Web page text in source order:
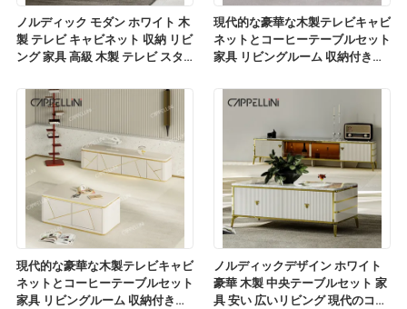
ノルディック モダン ホワイト 木
製 テレビ キャビネット 収納 リビ
ング 家具 高級 木製 テレビ スタ
現代的な豪華な木製テレビキャビ
ネットとコーヒーテーブルセット
家具 リビングルーム 収納付きの
現代的な豪華な木製テレビキャビ
ネットとコーヒーテーブルセット
家具 リビングルーム 収納付きの
ノルディックデザイン ホワイト
豪華 木製 中央テーブルセット 家
具 安い 広いリビング 現代のコー